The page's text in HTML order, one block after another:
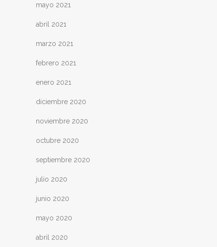
mayo 2021
abril 2021
marzo 2021
febrero 2021
enero 2021
diciembre 2020
noviembre 2020
octubre 2020
septiembre 2020
julio 2020
junio 2020
mayo 2020
abril 2020